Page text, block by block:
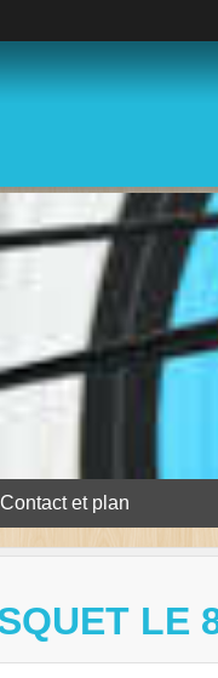
Contact et plan
LE